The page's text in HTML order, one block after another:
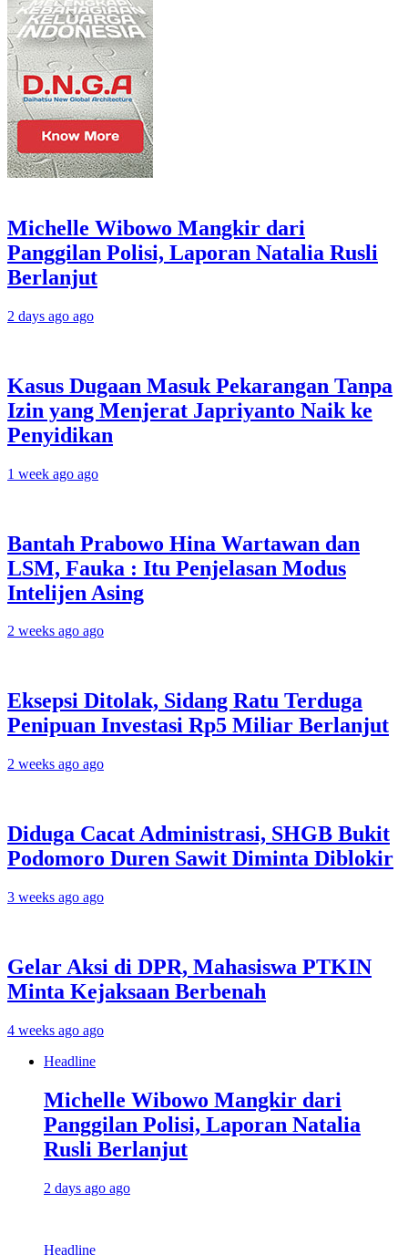
Michelle Wibowo Mangkir dari
Panggilan Polisi, Laporan Natalia Rusli
Berlanjut
2 days ago ago
Kasus Dugaan Masuk Pekarangan Tanpa
Izin yang Menjerat Japriyanto Naik ke
Penyidikan
1 week ago ago
Bantah Prabowo Hina Wartawan dan
LSM, Fauka : Itu Penjelasan Modus
Intelijen Asing
2 weeks ago ago
Eksepsi Ditolak, Sidang Ratu Terduga
Penipuan Investasi Rp5 Miliar Berlanjut
2 weeks ago ago
Diduga Cacat Administrasi, SHGB Bukit
Podomoro Duren Sawit Diminta Diblokir
3 weeks ago ago
Gelar Aksi di DPR, Mahasiswa PTKIN
Minta Kejaksaan Berbenah
4 weeks ago ago
Headline
Michelle Wibowo Mangkir dari
Panggilan Polisi, Laporan Natalia
Rusli Berlanjut
2 days ago ago
Headline